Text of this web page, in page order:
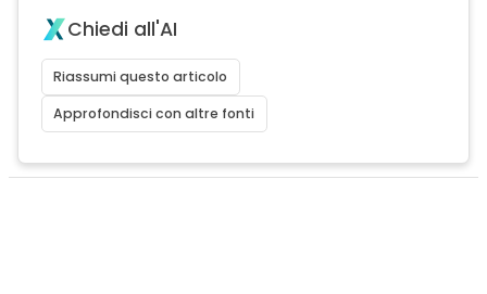
Chiedi all'AI
Riassumi questo articolo
Approfondisci con altre fonti